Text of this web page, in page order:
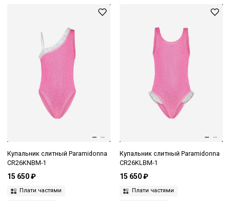
Купальник слитный Paramidonna
CR26KNBM-1
15 650 ₽
Плати частями
Купальник слитный Paramidonna
CR26KLBM-1
15 650 ₽
Плати частями